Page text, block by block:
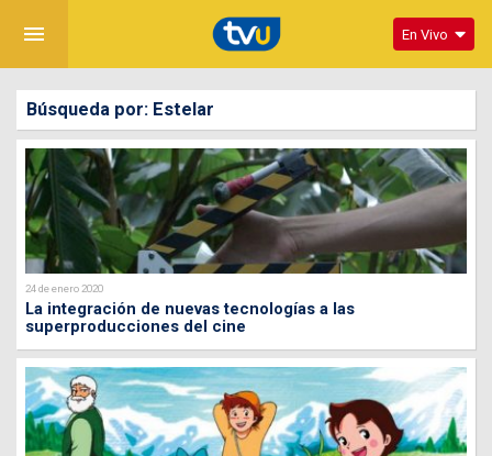
menu En Vivo
Búsqueda por: Estelar
24 de enero 2020
La integración de nuevas tecnologías a las
superproducciones del cine